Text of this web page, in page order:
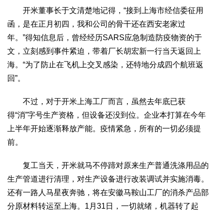
生态
生态文明 能源资源 环境保护 地方生态 休闲旅游
视频
访谈 动态
地方
鲁 豫 鄂 湘 粤 桂 琼 渝 川 黔 滇
陕
甘 青 宁 新 港 澳 台
智库
地方强音
在线期刊
开米董事长于文清楚地记得，“接到上海市经信委征用
函，是在正月初四，我和公司的骨干还在西安老家过
年。”得知信息后，曾经经历SARS应急制造防疫物资的于
文，立刻感到事件紧迫，带着厂长胡宏新一行当天返回上
海。“为了防止在飞机上交叉感染，还特地分成四个航班返
回”。
不过，对于开米上海工厂而言，虽然去年底已获
得“消”字号生产资格，但设备还没到位。企业本打算在今年
上半年开始逐渐释放产能。疫情紧急，所有的一切必须提
前。
复工当天，开米就马不停蹄对原来生产普通洗涤用品的
生产管道进行清理，对生产设备进行改装调试并实施消毒。
还有一路人马星夜奔驰，将在安徽马鞍山工厂的消杀产品部
分原材料转运至上海。1月31日，一切就绪，机器转了起